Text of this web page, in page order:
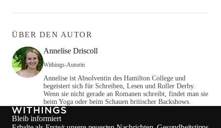
ÜBER DEN AUTOR
Annelise Driscoll
Withings-Autorin
Annelise ist Absolventin des Hamilton College und
begeistert sich für Schreiben, Lesen und Roller Derby.
Wenn sie nicht gerade an Romanen schreibt, findet man sie
beim Yoga oder beim Schauen britischer Backshows.
Bleib informiert